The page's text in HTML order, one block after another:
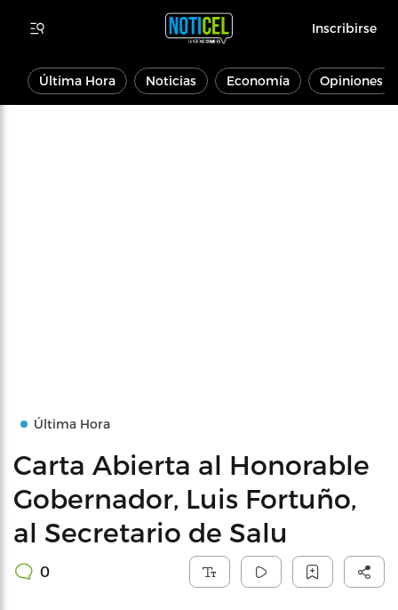
Inscribirse
Última Hora Noticias Economía Opiniones
Última Hora
Carta Abierta al Honorable
Gobernador, Luis Fortuño,
al Secretario de Salu
0